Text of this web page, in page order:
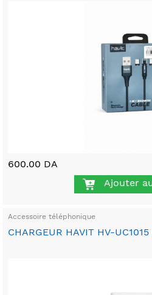
600.00 DA
Ajouter
Accessoire téléphonique
CHARGEUR HAVIT HV-